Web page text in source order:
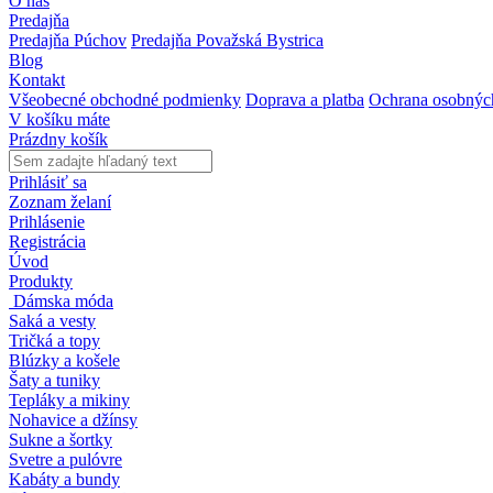
Predajňa
Predajňa Púchov Predajňa Považská Bystrica
Blog
Kontakt
Všeobecné obchodné podmienky Doprava a platba Ochrana
V košíku máte
Prázdny košík
Prihlásiť sa
Zoznam želaní
Prihlásenie
Registrácia
Úvod
Produkty
Dámska móda
Saká a vesty
Tričká a topy
Blúzky a košele
Šaty a tuniky
Tepláky a mikiny
Nohavice a džínsy
Sukne a šortky
Svetre a pulóvre
Kabáty a bundy